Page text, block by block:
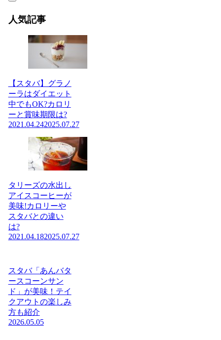
人気記事
【スタバ】グラノ
ーラはダイエット
中でもOK?カロリ
ーと賞味期限は?
2021.04.242025.07.27
タリーズの水出し
アイスコーヒーが
美味!カロリーや
スタバとの違い
は?
2021.04.182025.07.27
スタバ「あんバタ
ースコーンサン
ド」が美味！テイ
クアウトの楽しみ
方も紹介
2026.05.05